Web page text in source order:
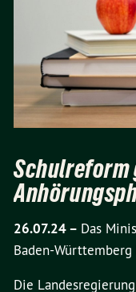
Schulreform
26.07.24 – Das
Baden-
Die